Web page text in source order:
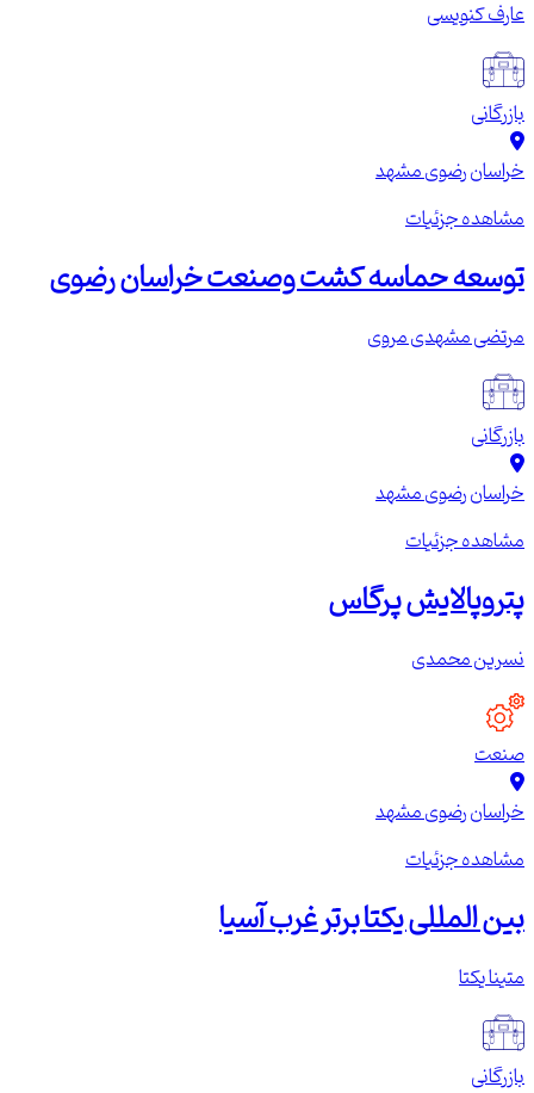
عارف کنویسی
بازرگانی
خراسان رضویمشهد
مشاهده جزئیات
توسعه حماسه کشت وصنعت خراسان رضوی
مرتضی مشهدی مروی
بازرگانی
خراسان رضویمشهد
مشاهده جزئیات
پتروپالایش پرگاس
نسرین محمدی
صنعت
خراسان رضویمشهد
مشاهده جزئیات
بین المللی یکتا برتر غرب آسیا
متینا یکتا
بازرگانی